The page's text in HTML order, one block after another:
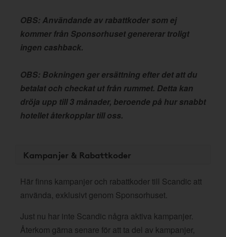
OBS: Användande av rabattkoder som ej
kommer från Sponsorhuset genererar troligt
ingen cashback.
OBS: Bokningen ger ersättning efter det att du
betalat och checkat ut från rummet. Detta kan
dröja upp till 3 månader, beroende på hur snabbt
hotellet återkopplar till oss.
Kampanjer & Rabattkoder
Här finns kampanjer och rabattkoder till Scandic att
använda, exklusivt genom Sponsorhuset.
Just nu har inte Scandic några aktiva kampanjer.
Återkom gärna senare för att ta del av kampanjer,